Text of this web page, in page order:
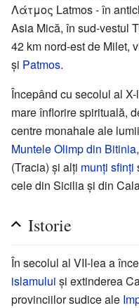
Λάτμος Latmos - în
Asia Mică, în sud-vestul
42 km nord-est de Milet,
și Patmos.
Începând cu secolul al
mare înflorire spirituală,
centre monahale ale
Muntele Olimp din Bitinia,
(Tracia) și alți munți sfinți
cele din Sicilia și din
Istorie
În secolul al VII-lea a
islamului și extinderea
provinciilor sudice ale